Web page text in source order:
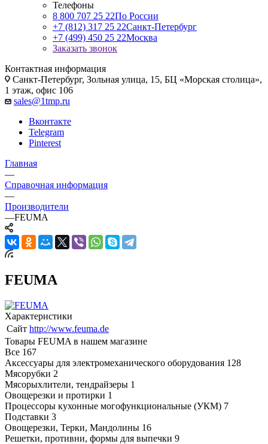
Телефоны
8 800 707 25 22По России
+7 (812) 317 25 22Санкт-Петербург
+7 (499) 450 25 22Москва
Заказать звонок
Контактная информация
Санкт-Петербург, Зольная улица, 15, БЦ «Морская столица»,
1 этаж, офис 106
sales@1tmp.ru
Вконтакте
Telegram
Pinterest
Главная
—
Справочная информация
—
Производители
—FEUMA
FEUMA
Характеристики
Сайт http://www.feuma.de
Товары FEUMA в нашем магазине
Все 167
Аксессуары для электромеханического оборудования 128
Мясорубки 2
Мясорыхлители, тендрайзеры 1
Овощерезки и протирки 1
Процессоры кухонные могофункциональные (УКМ) 7
Подставки 3
Овощерезки, Терки, Мандолины 16
Решетки, противни, формы для выпечки 9